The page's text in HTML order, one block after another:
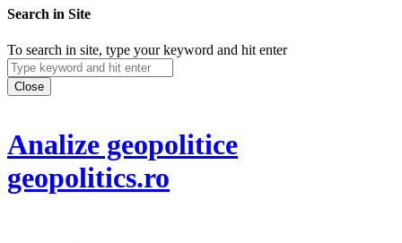
Search in Site
To search in site, type your keyword and hit enter
Close
Analize geopolitice
geopolitics.ro